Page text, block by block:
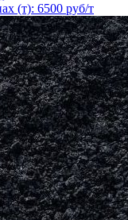
(т): 6500 руб/т